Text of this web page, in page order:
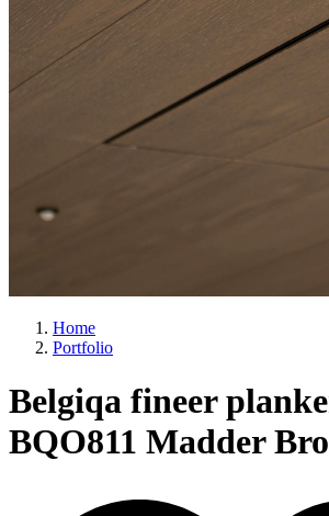
Home
Portfolio
Belgiqa fineer
BQO811 Madder